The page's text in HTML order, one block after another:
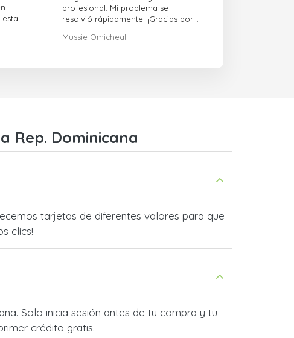
profesional. Mi problema se
resolvió rápidamente. ¡Gracias por
Mussie Omicheal
Rep. Dominicana
tarjetas de diferentes valores para que
clics!
Solo inicia sesión antes de tu compra y tu
crédito gratis.